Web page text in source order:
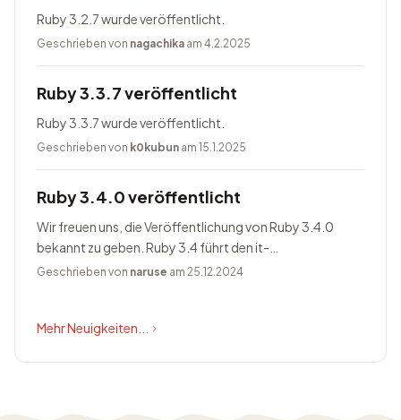
Ruby 3.2.7 wurde veröffentlicht.
Geschrieben von nagachika am 4.2.2025
Ruby 3.3.7 veröffentlicht
Ruby 3.3.7 wurde veröffentlicht.
Geschrieben von k0kubun am 15.1.2025
Ruby 3.4.0 veröffentlicht
Wir freuen uns, die Veröffentlichung von Ruby 3.4.0
bekannt zu geben. Ruby 3.4 führt den it-
Blockparameter ein, ändert Prism zum Standardparser,
Geschrieben von naruse am 25.12.2024
Mehr Neuigkeiten...